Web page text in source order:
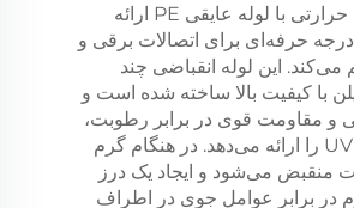
تُرمینال کابل انقباضی حرارتی با لوله عایقی PE ارائه
حرفه‌ای برای اتصالات برقی و
می‌کند. این لوله انقباضی چند
با کیفیت بالا ساخته شده است و
و مقاومت قوی در برابر رطوبت،
مواد شیمیایی و تابش UV را ارائه می‌دهد. در هنگام گرم
منقبض می‌شود و ایجاد یک درز
در برابر عوامل جوی در اطراف